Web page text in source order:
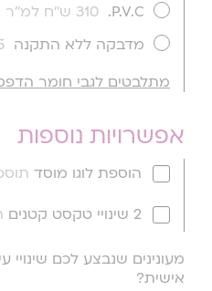
P.V.C.
310 ש''ח למ''ר
מדבקה ללא התקנה
מתלבטים לגבי חומר
אפשרויות נוספות
הוספת לוגו מוסד
2 שינויי טקסט קטנים
מעונינים שנבצע לכם
אישית?